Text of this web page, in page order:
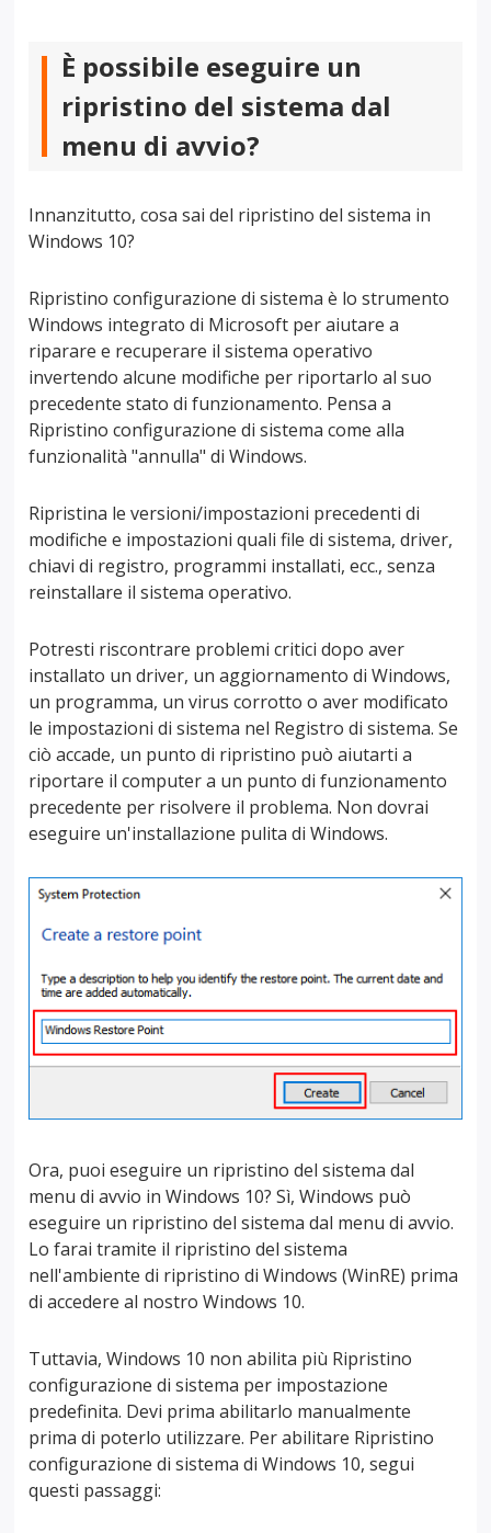
È possibile eseguire un
ripristino del sistema dal
menu di avvio?
Innanzitutto, cosa sai del ripristino del sistema in
Windows 10?
Ripristino configurazione di sistema è lo strumento
Windows integrato di Microsoft per aiutare a
riparare e recuperare il sistema operativo
invertendo alcune modifiche per riportarlo al suo
precedente stato di funzionamento. Pensa a
Ripristino configurazione di sistema come alla
funzionalità "annulla" di Windows.
Ripristina le versioni/impostazioni precedenti di
modifiche e impostazioni quali file di sistema, driver,
chiavi di registro, programmi installati, ecc., senza
reinstallare il sistema operativo.
Potresti riscontrare problemi critici dopo aver
installato un driver, un aggiornamento di Windows,
un programma, un virus corrotto o aver modificato
le impostazioni di sistema nel Registro di sistema. Se
ciò accade, un punto di ripristino può aiutarti a
riportare il computer a un punto di funzionamento
precedente per risolvere il problema. Non dovrai
eseguire un'installazione pulita di Windows.
Ora, puoi eseguire un ripristino del sistema dal
menu di avvio in Windows 10? Sì, Windows può
eseguire un ripristino del sistema dal menu di avvio.
Lo farai tramite il ripristino del sistema
nell'ambiente di ripristino di Windows (WinRE) prima
di accedere al nostro Windows 10.
Tuttavia, Windows 10 non abilita più Ripristino
configurazione di sistema per impostazione
predefinita. Devi prima abilitarlo manualmente
prima di poterlo utilizzare. Per abilitare Ripristino
configurazione di sistema di Windows 10, segui
questi passaggi: